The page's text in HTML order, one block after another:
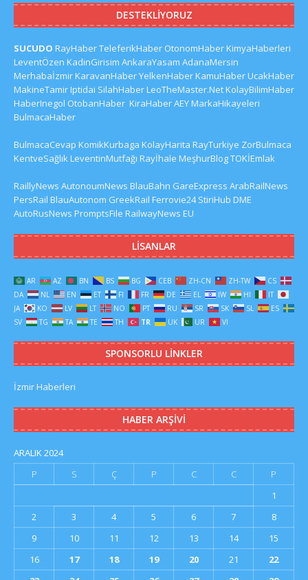
DESTEKLIYORUZ
SUCUDO RayHaberTeleferikHaber OtonomHaberKimyaHaberleri
LeventÖzen KadinGirisim AnkaraYasam AdanaMersin
MerhabaİzmirKaravanHaberYelkenHaberKamuHaberUcakHaber
MakineTamirIptidai SilahHaberLeoTheMaster.NetKolayBilimHaber
HaberInegol OtobanHaber KiraHaberAEYMarkaHikayeleri
BulmacaHaber
BulmacaCevap KomikKurbaga KolayHarita RayTurkiye ZorBulmaca
KentveSağlıkLeventinMutfağı Rayİhale MeşhurBlogTOKİEmlak
RaillyNews AutonoumNews BlauBahn GareExpress ArabRailNews
PersRail BlauAutonom GreekRail Ferrovie24 StiriHub DME
AutoRusNews PromptsFile RailwayNews EU
LISANLAR
AR AZ BN BS BG CEB ZH-CN ZH-TW
CS
DA
NL EN ET FI FR DE EL IW HI
IT
JA
KO LV LT NO PT RU SR SK SL
ES
SV
TG TA TE TH TR UK UR VI
SPONSORLU LINKLER
İzmir Haberleri
HABER ARŞIVI
ARALIK 2024
P
S Ç P C C
P
1
2
3 4 5 6 7
8
9
10 11 12 13 14
15
16
17 18 19 20 21
22